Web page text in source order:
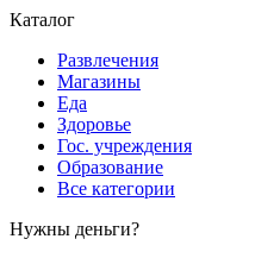
Каталог
Развлечения
Магазины
Еда
Здоровье
Гос. учреждения
Образование
Все категории
Нужны деньги?